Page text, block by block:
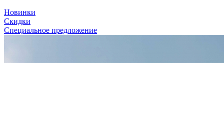
Новинки
Скидки
Специальное предложение